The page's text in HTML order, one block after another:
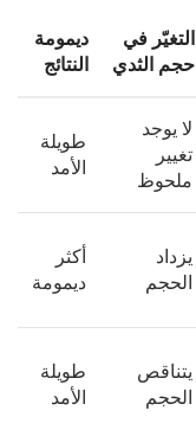
التغيّر في
حجم الثدي
ديمومة
النتائج
لا يوجد
تغيير
ملحوظ
طويلة
الأمد
يزداد
الحجم
أكثر
ديمومة
يتناقص
الحجم
طويلة
الأمد